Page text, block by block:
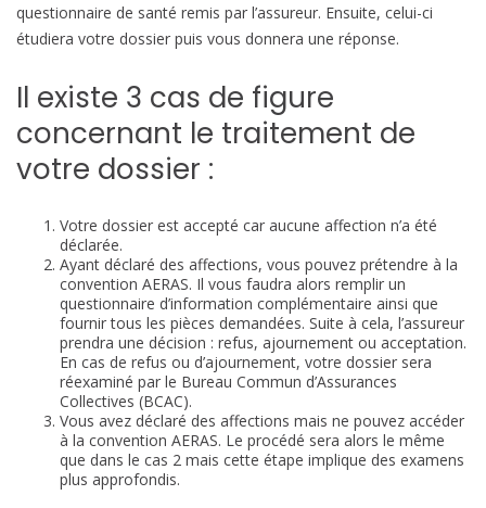
questionnaire de santé remis par l’assureur. Ensuite, celui-ci
étudiera votre dossier puis vous donnera une réponse.
Il existe 3 cas de figure
concernant le traitement de
votre dossier :
Votre dossier est accepté car aucune affection n’a été
déclarée.
Ayant déclaré des affections, vous pouvez prétendre à la
convention AERAS. Il vous faudra alors remplir un
questionnaire d’information complémentaire ainsi que
fournir tous les pièces demandées. Suite à cela, l’assureur
prendra une décision : refus, ajournement ou acceptation.
En cas de refus ou d’ajournement, votre dossier sera
réexaminé par le Bureau Commun d’Assurances
Collectives (BCAC).
Vous avez déclaré des affections mais ne pouvez accéder
à la convention AERAS. Le procédé sera alors le même
que dans le cas 2 mais cette étape implique des examens
plus approfondis.